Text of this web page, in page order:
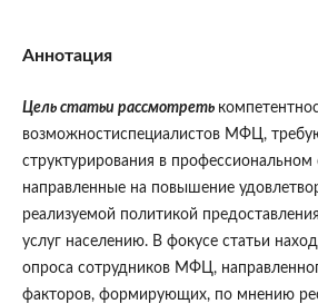
Аннотация
Цель статьи рассмотреть
возможностиспециалистов МФЦ,
структурирования в профессиональном
направленные на повышение
реализуемой политикой
услуг населению. В фокусе статьи
опроса сотрудников МФЦ,
факторов, формирующих, по мнению